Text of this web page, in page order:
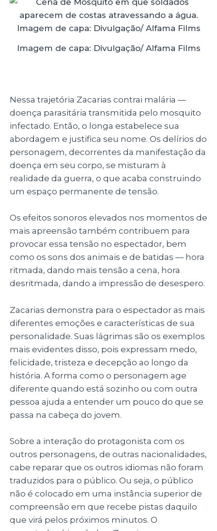
Imagem de capa: Divulgação/ Alfama Films
Nessa trajetória Zacarias contrai malária —
doença parasitária transmitida pelo mosquito
infectado. Então, o longa estabelece sua
abordagem e justifica seu nome. Os delírios do
personagem, decorrentes da manifestação da
doença em seu corpo, se misturam à
realidade da guerra, o que acaba construindo
um espaço permanente de tensão.
Os efeitos sonoros elevados nos momentos de
mais apreensão também contribuem para
provocar essa tensão no espectador, bem
como os sons dos animais e de batidas — hora
ritmada, dando mais tensão a cena, hora
desritmada, dando a impressão de desespero.
Zacarias demonstra para o espectador as mais
diferentes emoções e características de sua
personalidade. Suas lágrimas são os exemplos
mais evidentes disso, pois expressam medo,
felicidade, tristeza e decepção ao longo da
história. A forma como o personagem age
diferente quando está sozinho ou com outra
pessoa ajuda a entender um pouco do que se
passa na cabeça do jovem.
Sobre a interação do protagonista com os
outros personagens, de outras nacionalidades,
cabe reparar que os outros idiomas não foram
traduzidos para o público. Ou seja, o público
não é colocado em uma instância superior de
compreensão em que recebe pistas daquilo
que virá pelos próximos minutos. O